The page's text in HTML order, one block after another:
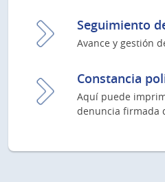
Seguimiento
Avance y gestión
Constancia
Aquí puede
denuncia firmada